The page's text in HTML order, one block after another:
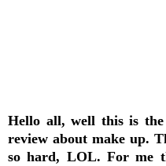
Hello all, well this is
review about make up.
so hard, LOL. For me